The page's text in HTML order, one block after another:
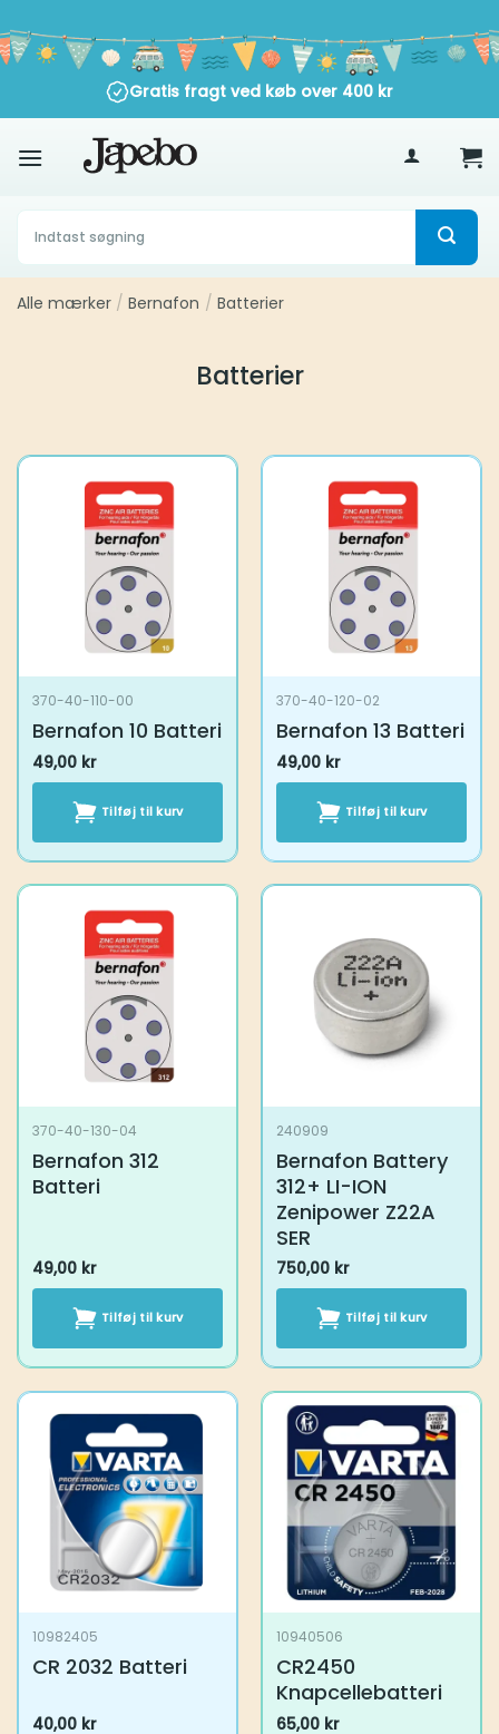
til
indhold
Gratis fragt ved køb over400kr
E-mærket webshop
Søg
efter:
Alle mærker / Bernafon / Batterier
Batterier
370-40-110-00
Bernafon 10 Batteri
49,00kr
Tilføj til kurv
370-40-120-02
Bernafon 13 Batteri
49,00kr
Tilføj til kurv
370-40-130-04
Bernafon 312 Batteri
49,00kr
Tilføj til kurv
240909
Bernafon Battery
312+ LI-ION
Zenipower Z22A
SER
750,00kr
Tilføj til kurv
10982405
CR 2032 Batteri
40,00kr
10940506
CR2450
Knapcellebatteri
65,00 kr